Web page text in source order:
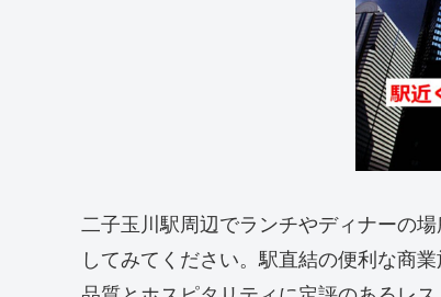
二子玉川駅周辺でランチやディナーの
してみてください。駅直結の便利な商